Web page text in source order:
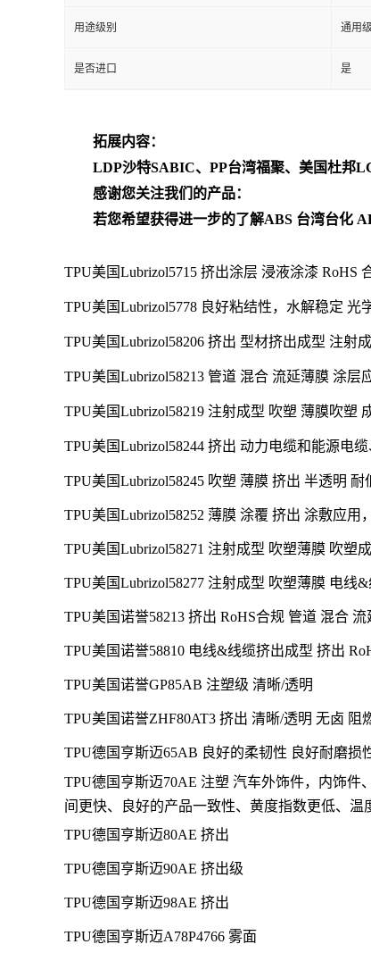
用途级别 通用
是否进口 是
拓展内容：
LDP沙特SABIC、PP台湾福聚、美国杜邦
感谢您关注我们的产品：
若您希望获得进一步的了解ABS 台湾台化
TPU美国Lubrizol5715 挤出涂层 浸液涂漆 RoHS
TPU美国Lubrizol5778 良好粘结性，水解稳定 光
TPU美国Lubrizol58206 挤出 型材挤出成型 注射
TPU美国Lubrizol58213 管道 混合 流延薄膜 涂层
TPU美国Lubrizol58219 注射成型 吹塑 薄膜吹塑
TPU美国Lubrizol58244 挤出 动力电缆和能源电
TPU美国Lubrizol58245 吹塑 薄膜 挤出 半透明
TPU美国Lubrizol58252 薄膜 涂覆 挤出 涂敷应用
TPU美国Lubrizol58271 注射成型 吹塑薄膜 吹塑
TPU美国Lubrizol58277 注射成型 吹塑薄膜 电
TPU美国诺誉58213 挤出 RoHS合规 管道 混合
TPU美国诺誉58810 电线&线缆挤出成型 挤出
TPU美国诺誉GP85AB 注塑级 清晰/透明
TPU美国诺誉ZHF80AT3 挤出 清晰/透明 无卤 阻
TPU德国亨斯迈65AB 良好的柔韧性 良好耐磨损
TPU德国亨斯迈70AE 注塑 汽车外饰件，内饰件
间更快、良好的产品一致性、黄度指数更低、温
TPU德国亨斯迈80AE 挤出
TPU德国亨斯迈90AE 挤出级
TPU德国亨斯迈98AE 挤出
TPU德国亨斯迈A78P4766 雾面